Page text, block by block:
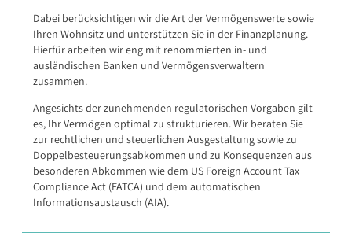
Dabei berücksichtigen wir die Art der Vermögenswerte sowie
Ihren Wohnsitz und unterstützen Sie in der Finanzplanung.
Hierfür arbeiten wir eng mit renommierten in- und
ausländischen Banken und Vermögensverwaltern
zusammen.
Angesichts der zunehmenden regulatorischen Vorgaben gilt
es, Ihr Vermögen optimal zu strukturieren. Wir beraten Sie
zur rechtlichen und steuerlichen Ausgestaltung sowie zu
Doppelbesteuerungsabkommen und zu Konsequenzen aus
besonderen Abkommen wie dem US Foreign Account Tax
Compliance Act (FATCA) und dem automatischen
Informationsaustausch (AIA).